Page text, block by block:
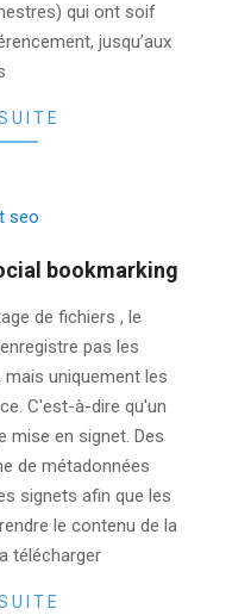
qui ont soif
jusqu’aux
bookmarking
de fichiers , le
pas les
uniquement les
C'est-à-dire qu'un
mise en signet. Des
de métadonnées
signets afin que les
le contenu de la
télécharger